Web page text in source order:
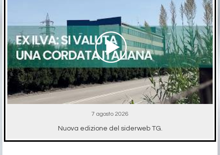
7 agosto 2026
Nuova edizione del siderweb TG.